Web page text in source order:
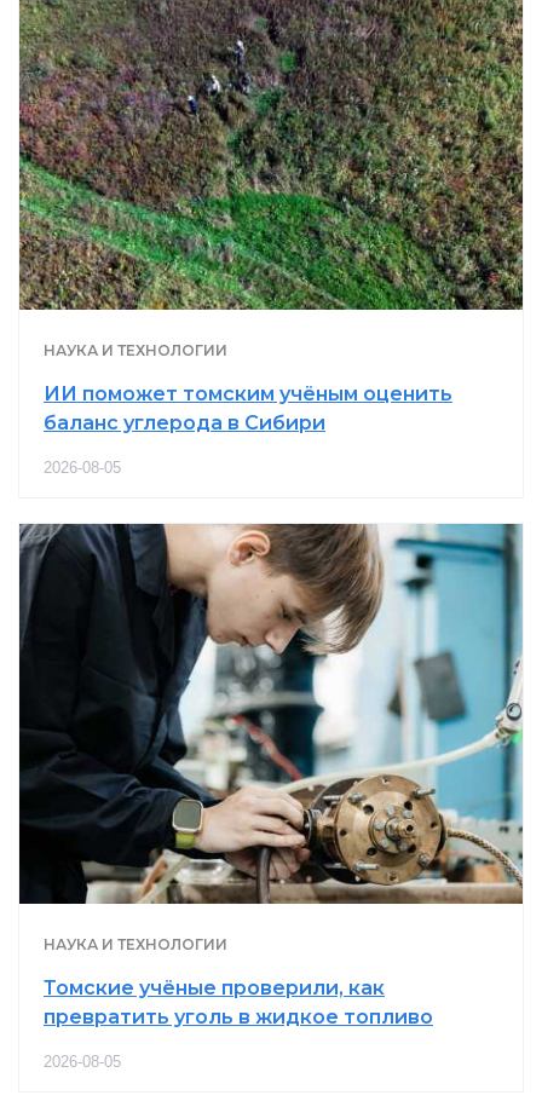
НАУКА И ТЕХНОЛОГИИ
ИИ поможет томским учёным оценить
баланс углерода в Сибири
2026-08-05
НАУКА И ТЕХНОЛОГИИ
Томские учёные проверили, как
превратить уголь в жидкое топливо
2026-08-05